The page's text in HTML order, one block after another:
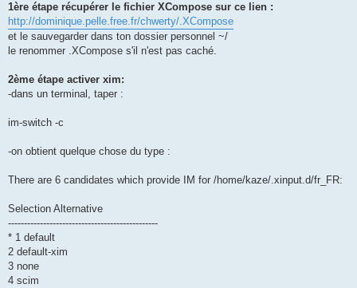
1ère étape récupérer le fichier XCompose sur ce lien :
http://dominique.pelle.free.fr/chwerty/.XCompose
et le sauvegarder dans ton dossier personnel ~/
le renommer .XCompose s'il n'est pas caché.
2ème étape activer xim:
-dans un terminal, taper :
im-switch -c
-on obtient quelque chose du type :
There are 6 candidates which provide IM for /home/kaze/.xinput.d/fr_FR:
Selection Alternative
-----------------------------------------------
* 1 default
2 default-xim
3 none
4 scim